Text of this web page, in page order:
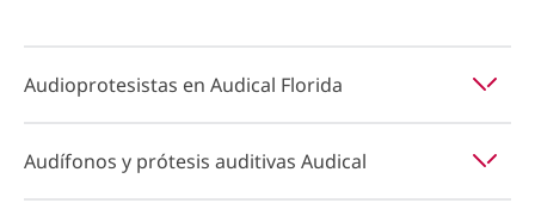
Audioprotesistas en Audical Florida
Audífonos y prótesis auditivas Audical